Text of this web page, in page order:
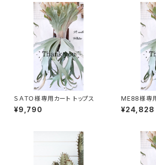
ＳＡＴＯ様専用カート トップス
¥9,790
ME88様専
¥24,828